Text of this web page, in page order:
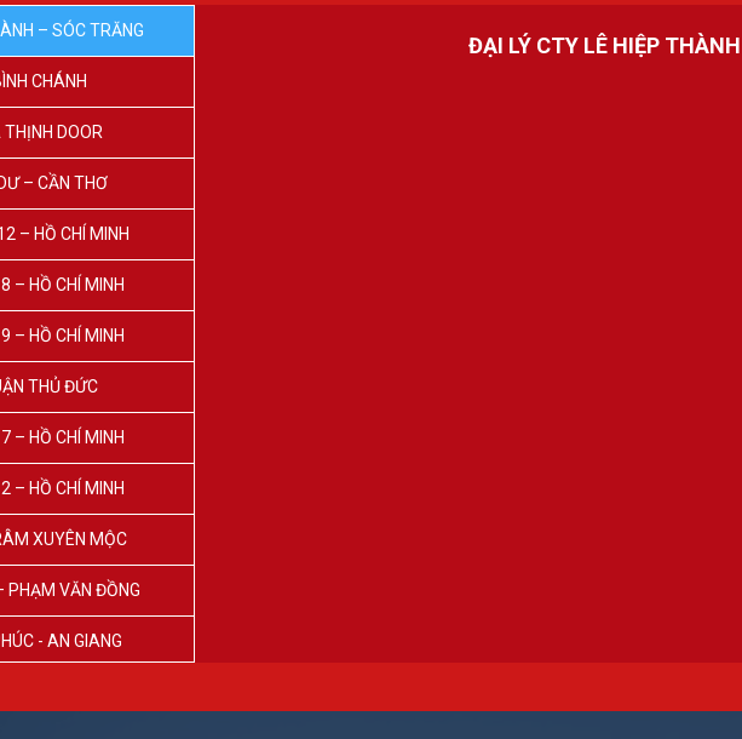
– SÓC TRĂNG
CHÁNH
DOOR
– CẦN THƠ
– HỒ CHÍ MINH
– HỒ CHÍ MINH
– HỒ CHÍ MINH
THỦ ĐỨC
– HỒ CHÍ MINH
– HỒ CHÍ MINH
XUYÊN MỘC
PHẠM VĂN ĐỒNG
- AN GIANG
ĐẠI LÝ CTY LÊ HIỆP